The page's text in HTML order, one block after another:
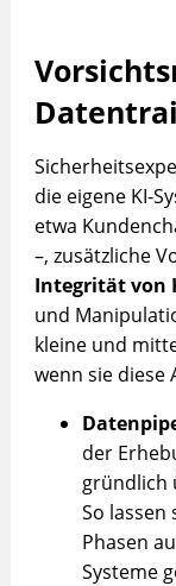
die eigene KI-
etwa
–, zusätzliche
Integrität von
und
kleine und
wenn sie diese
der
gründlich
So
Phasen
Systeme